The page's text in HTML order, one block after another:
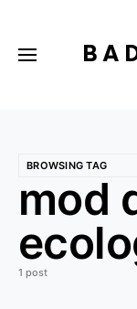
BROWSING TAG
mod
1 post